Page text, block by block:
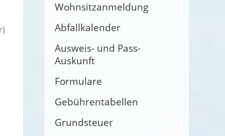
Wohnsitzanmeldung
Abfallkalender
Ausweis- und Pass-
Auskunft
Formulare
Gebührentabellen
Grundsteuer